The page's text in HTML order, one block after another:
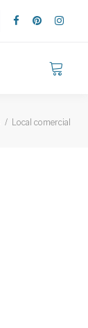
Local comercial